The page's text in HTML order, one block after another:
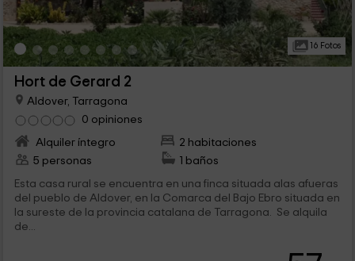
16 Fotos
Hort de Gerard 2
Aldover, Tarragona
0 opiniones
Alquiler íntegro
2 habitaciones
5 personas
1 baños
Esta casa rural se encuentra en una finca situada alas afueras
del pueblo de Aldover, en la Comarca del Bajo Ebro situada en
la sureste de la provincia catalana de Tarragona. Se alquila
de...